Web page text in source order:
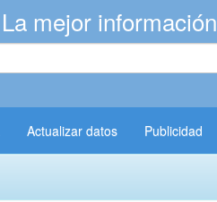
La mejor información
Actualizar datos Publicidad